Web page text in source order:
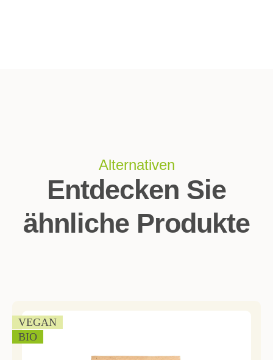
Alternativen
Entdecken Sie
ähnliche Produkte
VEGAN
BIO